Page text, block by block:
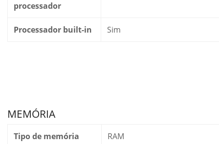
processador
Processador built-in Sim
MEMÓRIA
Tipo de memória
RAM